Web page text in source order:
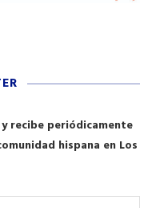
recibe periódicamente
hispana en Los